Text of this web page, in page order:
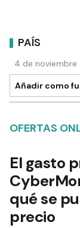
PAÍS
4 de noviembre
Añadir como
OFERTAS
El gasto
qué se
precio